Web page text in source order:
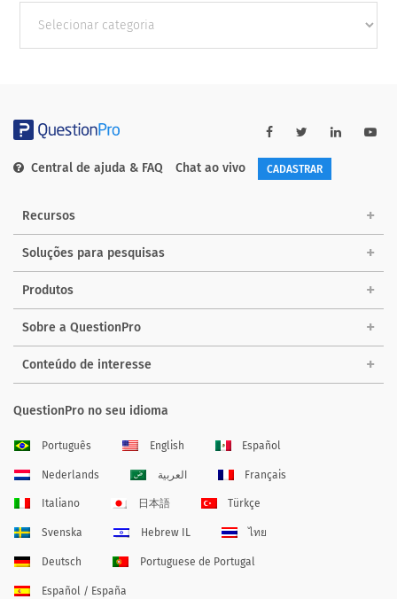
Categorias
Central de ajuda & FAQ Chat ao vivo CADASTRAR
Recursos
Soluções para pesquisas
Produtos
Sobre a QuestionPro
Conteúdo de interesse
QuestionPro no seu idioma
Português English Español
Nederlands العربية Français
Italiano 日本語 Türkçe
Svenska Hebrew IL ไทย
Deutsch Portuguese de Portugal
Español / España